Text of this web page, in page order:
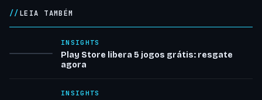
LEIA TAMBÉM
INSIGHTS
Play Store libera 5 jogos grátis: resgate
agora
INSIGHTS